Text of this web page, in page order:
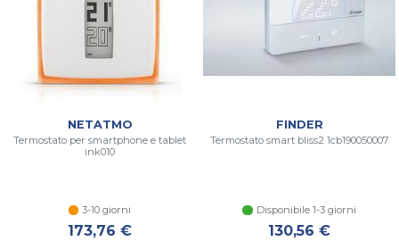
NETATMO
Termostato per smartphone e tablet
ink010
3-10 giorni
173,76 €
FINDER
Termostato smart bliss2 1cb190050007
Disponibile 1-3 giorni
130,56 €